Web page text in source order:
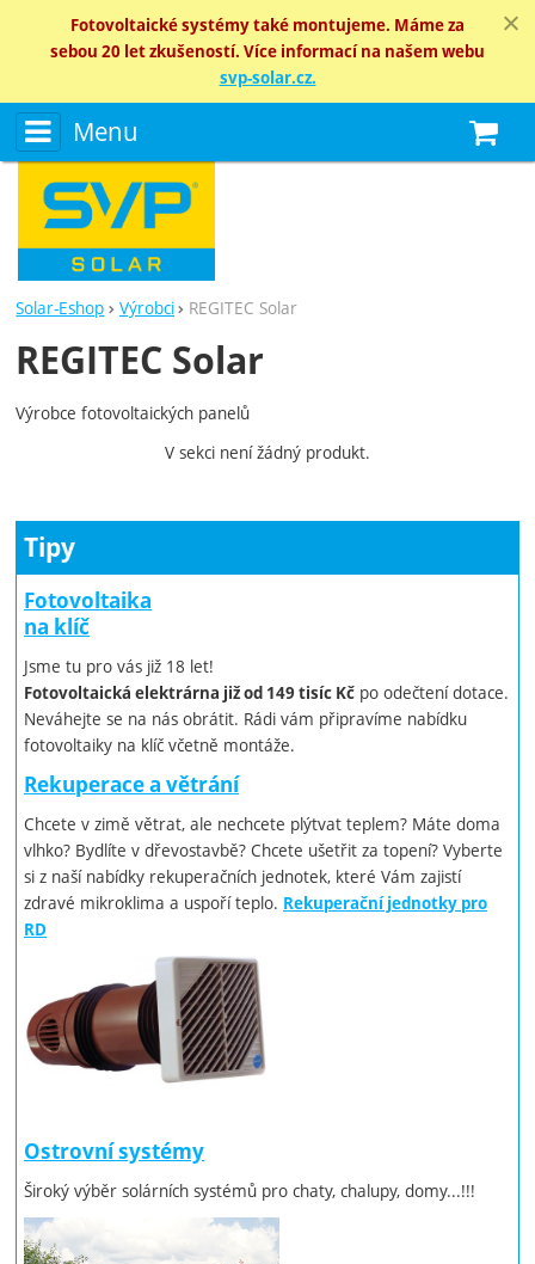
Fotovoltaické systémy také montujeme. Máme za
sebou 20 let zkušeností. Více informací na našem webu
svp-solar.cz.
Menu
Solar-Eshop Výrobci REGITEC Solar
REGITEC Solar
Výrobce fotovoltaických panelů
V sekci není žádný produkt.
Tipy
Fotovoltaika
na klíč
Jsme tu pro vás již 18 let!
Fotovoltaická elektrárna již od 149 tisíc Kč po odečtení dotace.
Neváhejte se na nás obrátit. Rádi vám připravíme nabídku
fotovoltaiky na klíč včetně montáže.
Rekuperace a větrání
Chcete v zimě větrat, ale nechcete plýtvat teplem? Máte doma
vlhko? Bydlíte v dřevostavbě? Chcete ušetřit za topení? Vyberte
si z naší nabídky rekuperačních jednotek, které Vám zajistí
zdravé mikroklima a uspoří teplo. Rekuperační jednotky pro
RD
Ostrovní systémy
Široký výběr solárních systémů pro chaty, chalupy, domy...!!!